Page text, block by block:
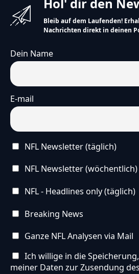
Hol' dir den
Bleib auf dem Laufenden!
Nachrichten direkt in deinen
Dein Name
E-mail
NFL Newsletter (täglich)
NFL Newsletter (wöchentlich)
NFL - Headlines only (täglich)
Breaking News
Ganze NFL Analysen via Mail
Ich willige in die
meiner Daten zur Zusendung